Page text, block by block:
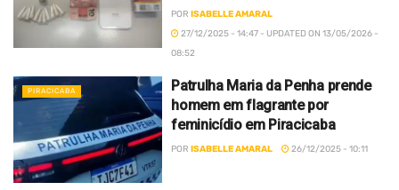
POR ISABELLE AMARAL
27/12/2025 - 14:47 - UPDATED ON 13/05/2026 -
08:52
PIRACICABA
Patrulha Maria da Penha prende
homem em flagrante por
feminicídio em Piracicaba
POR ISABELLE AMARAL 26/12/2025 - 10:11